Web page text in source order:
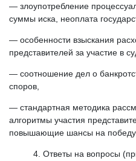
— злоупотребление
суммы иска, неоплата
— особенности взыскания
представителей за участие в
— соотношение дел о
споров,
— стандартная методика
алгоритмы участия
повышающие шансы на победу
Ответы на вопросы